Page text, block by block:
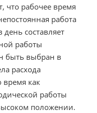
что рабочее время
работа
день составляет
работы
быть выбран в
расхода
время как
работы
положении.